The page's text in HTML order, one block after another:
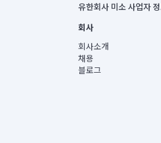
유한회사 미소 사업자
사업자등록번호 : 291-
통신판매신고번호 :
대표이사 : CHING
주소 | 본사: 서울특별시
컨택센터 : 서울특별시
회사
회사소개
채용
블로그